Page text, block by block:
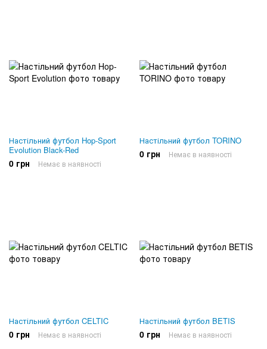
Настільний футбол Hop-Sport
Evolution Black-Red
0 грн Немає в наявності
Настільний футбол TORINO
0 грн Немає в наявності
Настільний футбол CELTIC
0 грн Немає в наявності
Настільний футбол BETIS
0 грн Немає в наявності